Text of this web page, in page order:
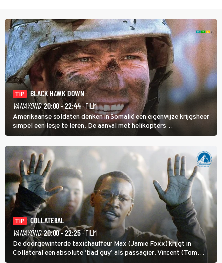
TIP
BLACK HAWK DOWN
VANAVOND 20:00 - 22:44· FILM
Amerikaanse soldaten denken in Somalië een eigenwijze krijgsheer
simpel een lesje te leren. De aanval met helikopters
verloopt in Black Hawk down dramatisch.
TIP
COLLATERAL
VANAVOND 20:00 - 22:25· FILM
De doorgewinterde taxichauffeur Max (Jamie Foxx) krijgt in
Collateral een absolute ‘bad guy’ als passagier. Vincent (Tom